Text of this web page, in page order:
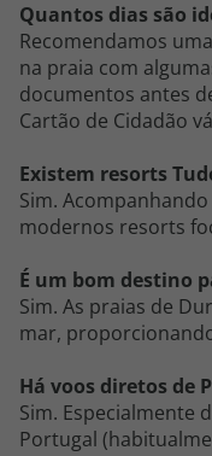
Quantos dias são
Recomendamos
na praia com
documentos antes
Cartão de Cidadão
Existem resorts
Sim.
modernos resorts
É um bom destino
Sim. As praias de
mar,
Há voos diretos de
Sim. Especialmente
Portugal